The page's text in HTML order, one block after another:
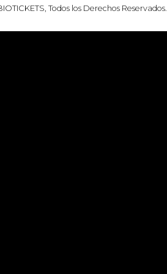
Todos los Derechos Reservados.